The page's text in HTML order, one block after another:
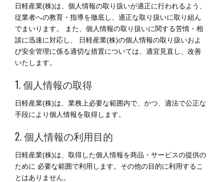
日軽産業(株)は、個人情報の取り扱いが適正に行われるよう、
従業者への教育・指導を徹底し、適正な取り扱いに取り組ん
でまいります。 また、個人情報の取り扱いに関する苦情・相
談に迅速に対応し、 日軽産業(株)の個人情報の取り扱いおよ
び安全管理に係る適切な措置については、適宜見直し、改善
いたします。
1. 個人情報の取得
日軽産業(株)は、業務上必要な範囲内で、かつ、適法で公正な
手段により個人情報を取得します。
2. 個人情報の利用目的
日軽産業(株)は、取得した個人情報を商品・サービスの提供の
ために 必要な範囲で利用します。その他の目的に利用するこ
とはありません。